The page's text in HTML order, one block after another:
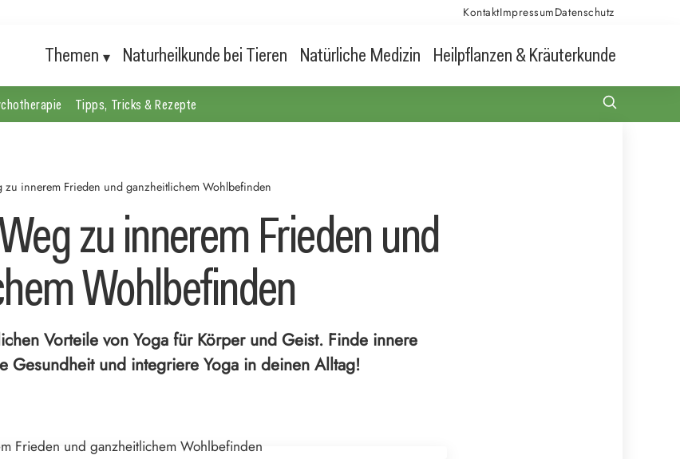
KontaktImpressumDatenschutz
Themen Naturheilkunde bei Tieren Natürliche Medizin Heilpflanzen & Kräuterkunde
Tipps, Tricks & Rezepte
zu innerem Frieden und ganzheitlichem Wohlbefinden
zu innerem Frieden und
Wohlbefinden
Vorteile von Yoga für Körper und Geist. Finde innere
Gesundheit und integriere Yoga in deinen Alltag!